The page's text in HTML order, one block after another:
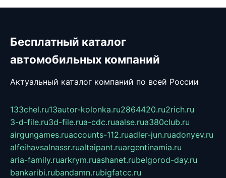
Бесплатный каталог
автомобильных компаний
Актуальный каталог компаний по всей России
133chel.ru13autor-kolonka.ru2864420.ru2rich.ru
3-d-file.ru3d-file.rua-cdc.ruaalse.rua380club.ru
airgungames.ruaccounts-112.ruadler-jun.ruadonyev.ru
alfeihavsalnassr.rualtaipant.ruargentinamia.ru
aria-family.ruarkrym.ruashanet.rubelgorod-day.ru
bankaribi.rubandamn.rubigfatcc.ru